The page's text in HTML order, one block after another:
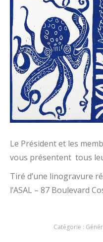
Le Président et les
vous présentent tous
Tiré d’une linogravure
l’ASAL – 87 Boulevard
Catégorie :